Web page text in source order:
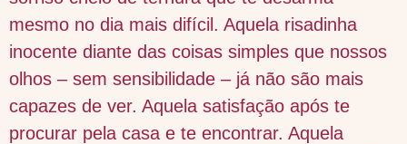
mesmo no dia mais difícil. Aquela risadinha
inocente diante das coisas simples que nossos
olhos – sem sensibilidade – já não são mais
capazes de ver. Aquela satisfação após te
procurar pela casa e te encontrar. Aquela